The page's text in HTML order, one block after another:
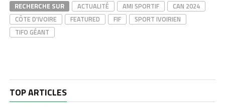
RECHERCHE SUR ACTUALITÉ AMI SPORTIF
CAN 2024
CÔTE D'IVOIRE
FEATURED FIF
SPORT IVOIRIEN
TIFO GÉANT
TOP ARTICLES